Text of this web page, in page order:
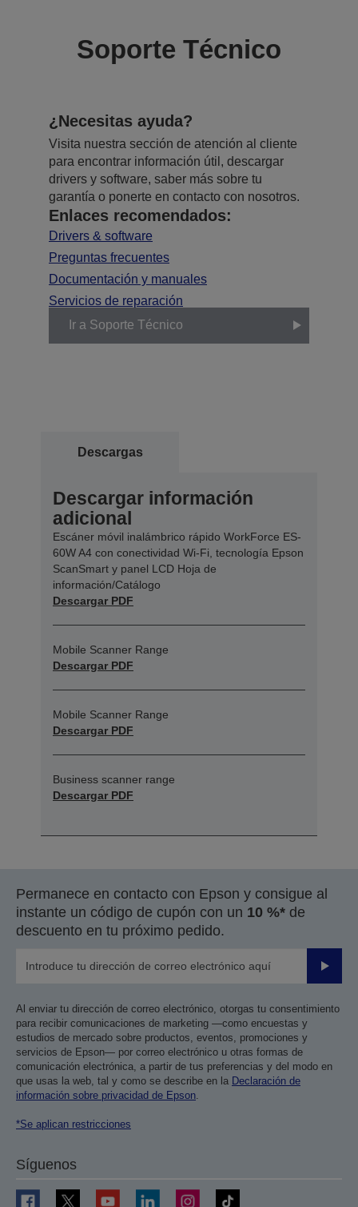
Soporte Técnico
¿Necesitas ayuda?
Visita nuestra sección de atención al cliente
para encontrar información útil, descargar
drivers y software, saber más sobre tu
garantía o ponerte en contacto con nosotros.
Enlaces recomendados:
Drivers & software
Preguntas frecuentes
Documentación y manuales
Servicios de reparación
Ir a Soporte Técnico
Descargas
Descargar información
adicional
Escáner móvil inalámbrico rápido WorkForce ES-
60W A4 con conectividad Wi-Fi, tecnología Epson
ScanSmart y panel LCD Hoja de
información/Catálogo
Descargar PDF
Mobile Scanner Range
Descargar PDF
Mobile Scanner Range
Descargar PDF
Business scanner range
Descargar PDF
Permanece en contacto con Epson y consigue al
instante un código de cupón con un 10 %* de
descuento en tu próximo pedido.
Enviar
Al enviar tu dirección de correo electrónico, otorgas tu consentimiento
para recibir comunicaciones de marketing —como encuestas y
estudios de mercado sobre productos, eventos, promociones y
servicios de Epson— por correo electrónico u otras formas de
comunicación electrónica, a partir de tus preferencias y del modo en
que usas la web, tal y como se describe en la Declaración de
información sobre privacidad de Epson
*Se aplican restricciones
Síguenos